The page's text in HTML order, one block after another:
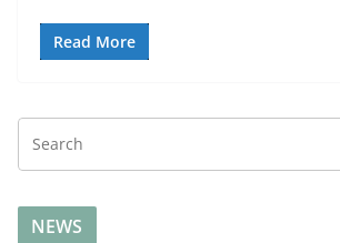
Read More
NEWS